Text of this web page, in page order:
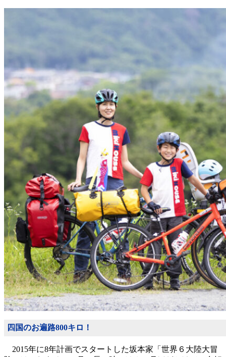
四国のお遍路800キロ！
2015年に8年計画でスタートした坂本家「世界６大陸大冒